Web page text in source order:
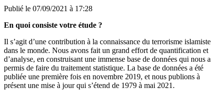
Publié le 07/09/2021 à 17:28
En quoi consiste votre étude ?
Il s’agit d’une contribution à la connaissance du terrorisme islamiste
dans le monde. Nous avons fait un grand effort de quantification et
d’analyse, en construisant une immense base de données qui nous a
permis de faire du traitement statistique. La base de données a été
publiée une première fois en novembre 2019, et nous publions à
présent une mise à jour qui s’étend de 1979 à mai 2021.